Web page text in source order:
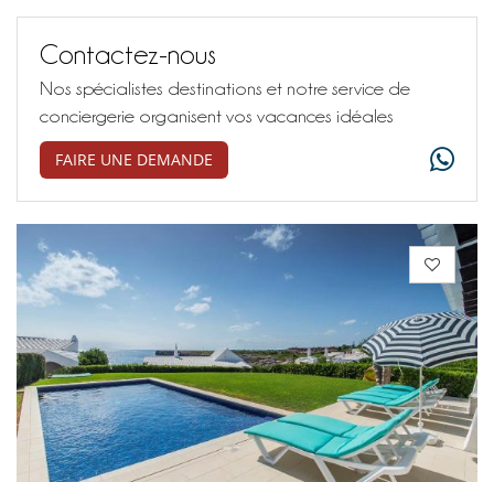
Contactez-nous
Nos spécialistes destinations et notre service de
conciergerie organisent vos vacances idéales
FAIRE UNE DEMANDE